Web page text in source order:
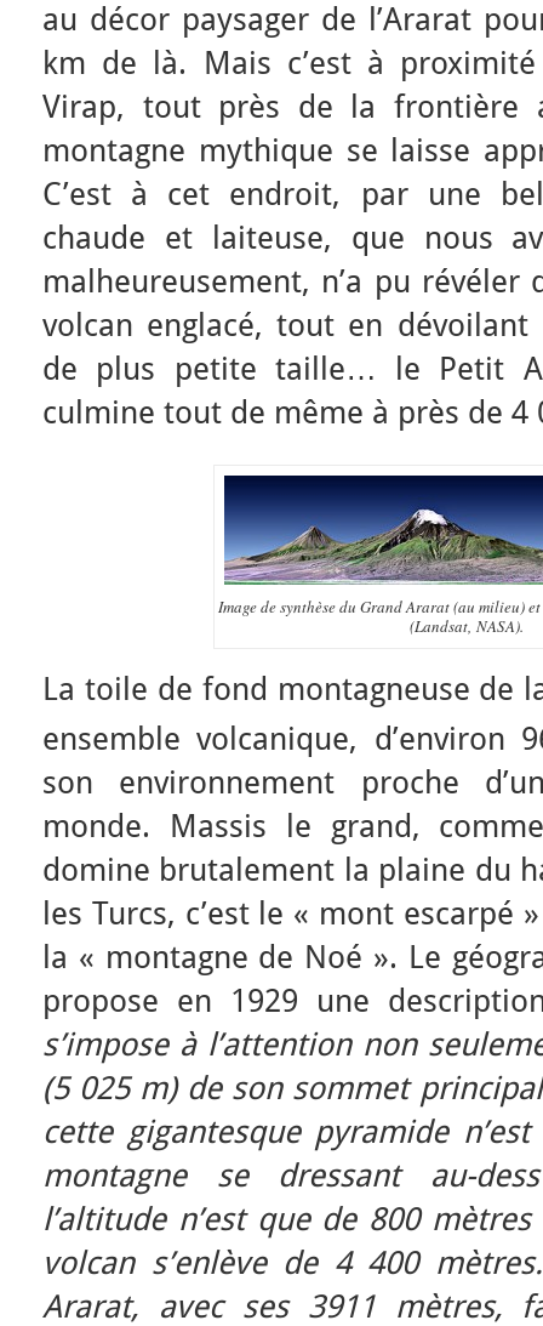
au décor paysager de l’Ararat
km de là. Mais c’est à
Virap, tout près de la frontière
montagne mythique se laisse
C’est à cet endroit, par une
chaude et laiteuse, que nous
malheureusement, n’a pu révéler
volcan englacé, tout en dévoilant
de plus petite taille… le Petit
culmine tout de même à près de 4
Image de synthèse du Grand Ararat (au milieu)
(Landsat, NASA).
La toile de fond montagneuse de
ensemble volcanique, d’environ
son environnement proche
monde. Massis le grand,
domine brutalement la plaine du
les Turcs, c’est le « mont escarpé
la « montagne de Noé ». Le
propose en 1929 une
s’impose à l’attention non
(5 025 m) de son sommet
cette gigantesque pyramide
montagne se dressant au-
l’altitude n’est que de 800
volcan s’enlève de 4 400
Ararat, avec ses 3911 mètres,